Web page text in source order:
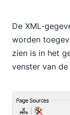
De XML-
worden
zien is in het
venster van